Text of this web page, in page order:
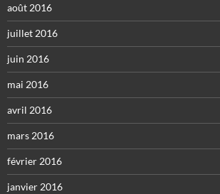
août 2016
juillet 2016
juin 2016
mai 2016
avril 2016
mars 2016
février 2016
janvier 2016